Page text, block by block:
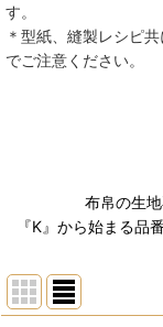
す。
＊型紙、縫製レシピ
でご注意ください。
布帛の生
『K』から始まる品